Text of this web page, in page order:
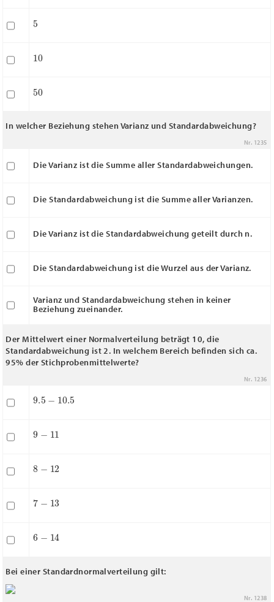
5
10
50
In welcher Beziehung stehen Varianz und Standardabweichung?
Nr. 1235
Die Varianz ist die Summe aller Standardabweichungen.
Die Standardabweichung ist die Summe aller Varianzen.
Die Varianz ist die Standardabweichung geteilt durch n.
Die Standardabweichung ist die Wurzel aus der Varianz.
Varianz und Standardabweichung stehen in keiner
Beziehung zueinander.
Der Mittelwert einer Normalverteilung beträgt 10, die
Standardabweichung ist 2. In welchem Bereich befinden sich ca.
95% der Stichprobenmittelwerte?
Nr. 1236
9.5 10.5
9 11
8 12
7 13
6 14
Bei einer Standardnormalverteilung gilt:
Nr. 1238